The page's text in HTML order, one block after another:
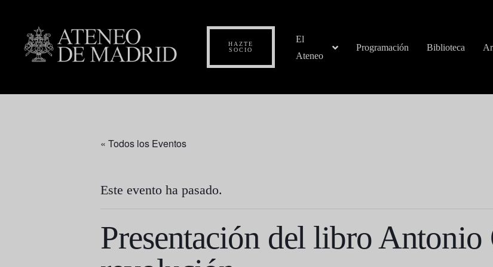
HAZTE
SOCIO
El
Ateneo
Programación Biblioteca
« Todos los Eventos
Este evento ha pasado.
Presentación del libro Antonio